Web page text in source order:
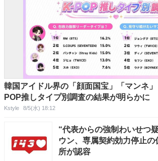
韓国アイドル界の「顔面国宝」「マンネ
POP推しタイプ別調査の結果が明らかに
Kstyle 8/5(水) 18:12
“代表からの強制わいせつ
ウン、専属契約効力停止の
所が認容